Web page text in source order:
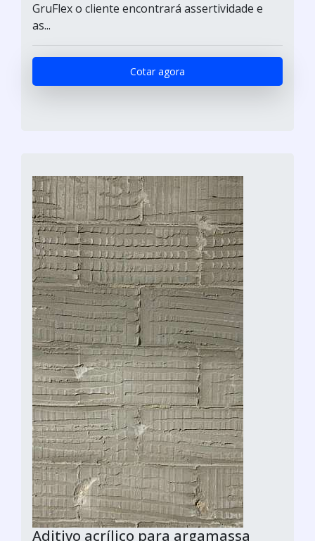
GruFlex o cliente encontrará assertividade e
as...
Cotar agora
Aditivo acrílico para argamassa